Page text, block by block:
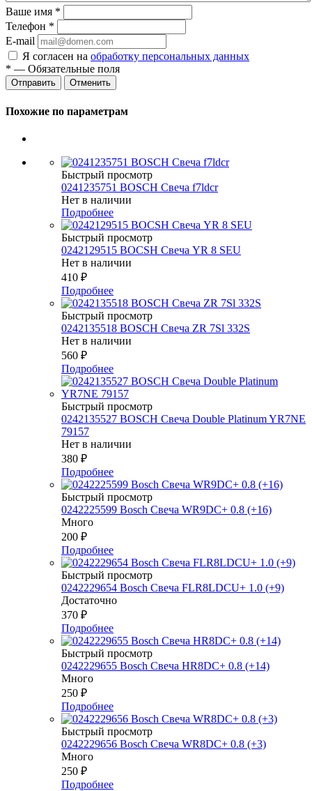
Ваше имя *
Телефон *
E-mail
Я согласен на обработку персональных данных
* — Обязательные поля
Отменить
Похожие по параметрам
Быстрый просмотр
0241235751 BOSCH Свеча f7ldcr
Нет в наличии
Подробнее
Быстрый просмотр
0242129515 BOCSH Свеча YR 8 SEU
Нет в наличии
410 ₽
Подробнее
Быстрый просмотр
0242135518 BOSCH Свеча ZR 7Sl 332S
Нет в наличии
560 ₽
Подробнее
Быстрый просмотр
0242135527 BOSСH Свеча Double Platinum YR7NE
79157
Нет в наличии
380 ₽
Подробнее
Быстрый просмотр
0242225599 Bosch Свеча WR9DC+ 0.8 (+16)
Много
200 ₽
Подробнее
Быстрый просмотр
0242229654 Bosch Свеча FLR8LDCU+ 1.0 (+9)
Достаточно
370 ₽
Подробнее
Быстрый просмотр
0242229655 Bosch Свеча HR8DC+ 0.8 (+14)
Много
250 ₽
Подробнее
Быстрый просмотр
0242229656 Bosch Свеча WR8DC+ 0.8 (+3)
Много
250 ₽
Подробнее